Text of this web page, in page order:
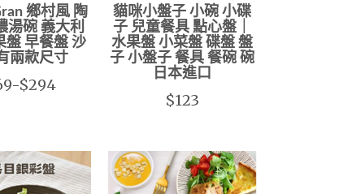
鄉村風 陶
湯碗 義大利
盤 早餐盤 沙
兩款尺寸
$294
貓咪小盤子 小碗 小碟
子 兒童餐具 點心盤｜
水果盤 小菜盤 碟盤 盤
子 小盤子 餐具 餐碗 碗
日本進口
$123